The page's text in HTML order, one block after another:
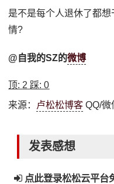
是不是每个人退休了都
情?
@自我的SZ的微博
顶: 2 踩:0
来源： 卢松松博客 QQ/微
发表感想
点此登录松松云平台